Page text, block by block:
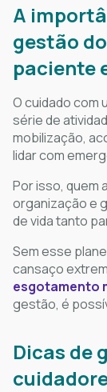
A
gestão
paciente
O cuidado com
série de
mobilização,
lidar com
Por isso, quem
organização e
de vida tanto
Sem esse
cansaço
esgotamento
gestão, é
Dicas de